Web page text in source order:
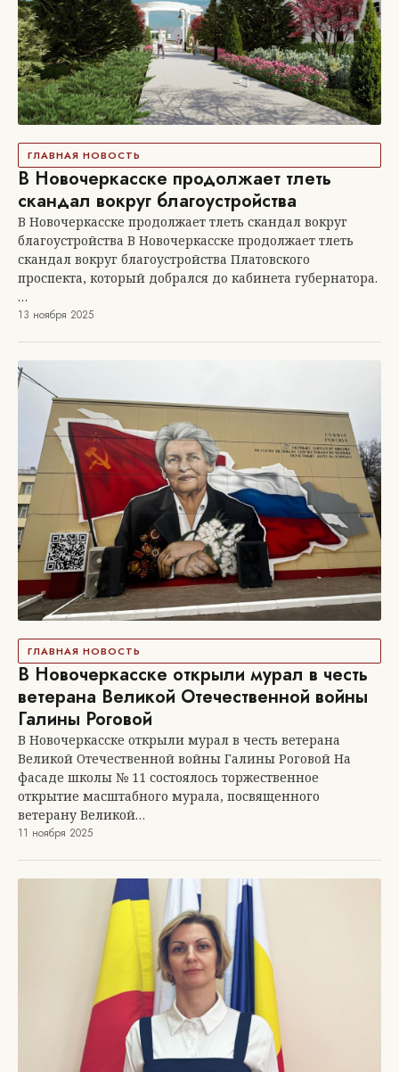
ГЛАВНАЯ НОВОСТЬ
В Новочеркасске продолжает тлеть
скандал вокруг благоустройства
В Новочеркасске продолжает тлеть скандал вокруг
благоустройства В Новочеркасске продолжает тлеть
скандал вокруг благоустройства Платовского
проспекта, который добрался до кабинета губернатора.
…
13 ноября 2025
ГЛАВНАЯ НОВОСТЬ
В Новочеркасске открыли мурал в честь
ветерана Великой Отечественной войны
Галины Роговой
В Новочеркасске открыли мурал в честь ветерана
Великой Отечественной войны Галины Роговой На
фасаде школы № 11 состоялось торжественное
открытие масштабного мурала, посвященного
ветерану Великой…
11 ноября 2025